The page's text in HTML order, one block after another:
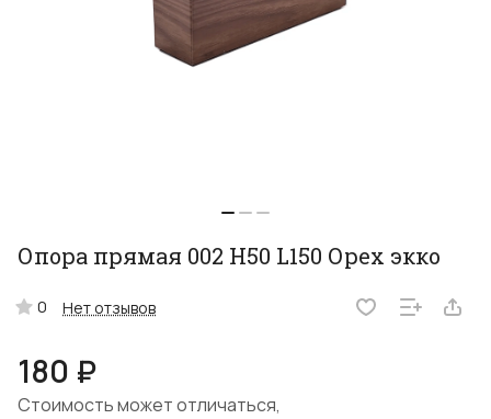
Опора прямая 002 H50 L150 Орех экко
0 Нет отзывов
180 ₽
Стоимость может отличаться,